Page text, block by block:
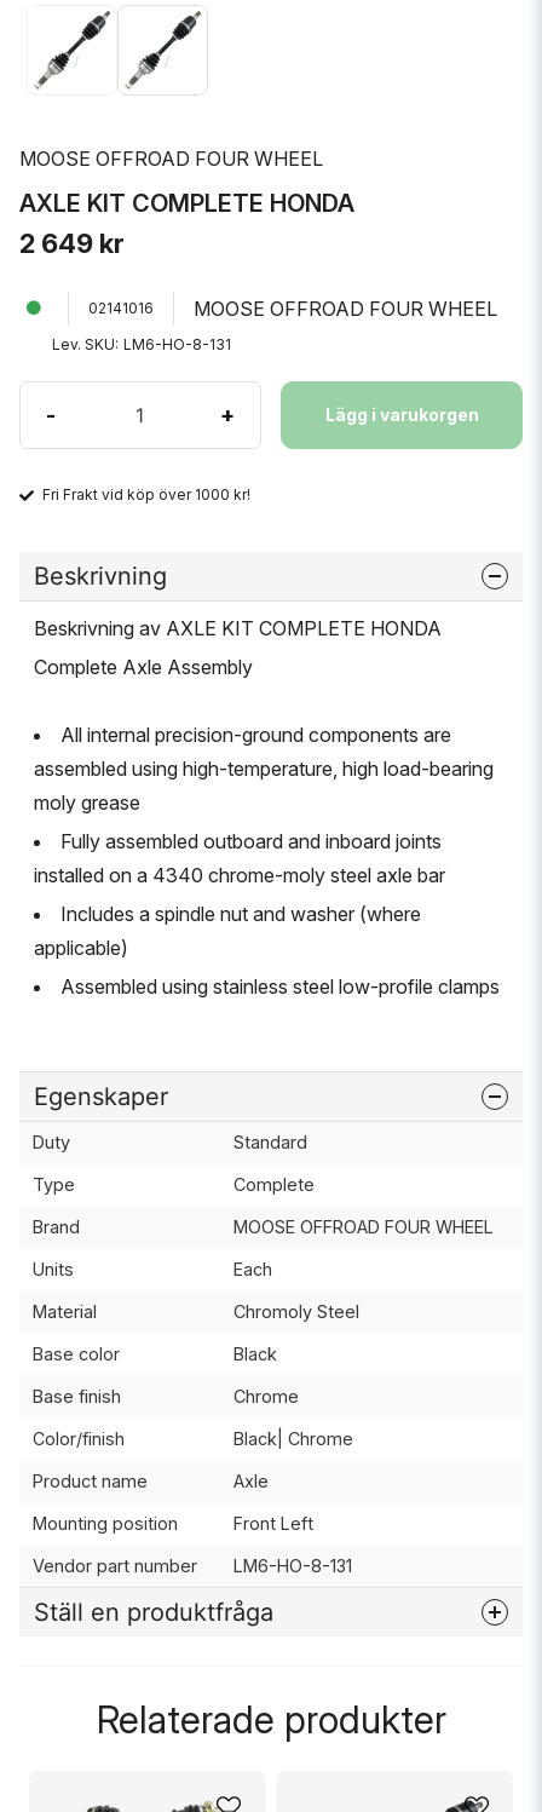
MOOSE OFFROAD FOUR WHEEL
AXLE KIT COMPLETE HONDA
2 649 kr
02141016 MOOSE OFFROAD FOUR WHEEL
Lev. SKU: LM6-HO-8-131
- + Lägg i varukorgen
Fri Frakt vid köp över 1000 kr!
Beskrivning
Beskrivning av AXLE KIT COMPLETE HONDA
Complete Axle Assembly
All internal precision-ground components are
assembled using high-temperature, high load-bearing
moly grease
Fully assembled outboard and inboard joints
installed on a 4340 chrome-moly steel axle bar
Includes a spindle nut and washer (where
applicable)
Assembled using stainless steel low-profile clamps
Egenskaper
Duty Standard
Type Complete
Brand MOOSE OFFROAD FOUR WHEEL
Units Each
Material Chromoly Steel
Base color Black
Base finish Chrome
Color/finish Black| Chrome
Product name Axle
Mounting position Front Left
Vendor part number LM6-HO-8-131
Ställ en produktfråga
Relaterade produkter